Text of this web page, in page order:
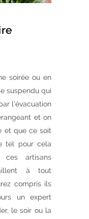
soirée ou en
suspendu qui
l’évacuation
et on
et que ce soit
tel pour cela
artisans
à tout
compris ils
un expert
le soir ou la